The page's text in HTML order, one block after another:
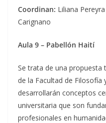
Coordinan: Liliana
Carignano
Aula 9 – Pabellón Haití
Se trata de una propuesta
de la Facultad de Filosofía
desarrollarán conceptos
universitaria que son
profesionales en